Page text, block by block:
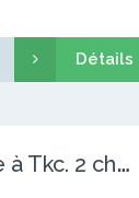
Détails
A
ppartement en bordure de route à Tkc. 2 chambres 2 douches.